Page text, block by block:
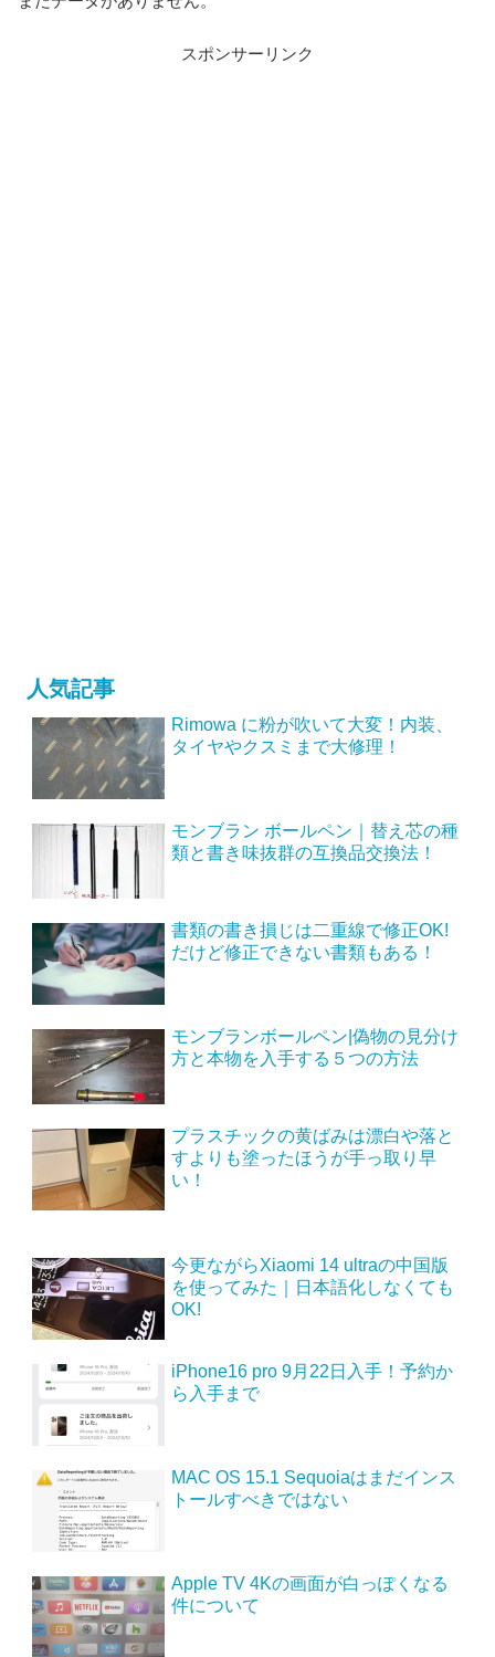
スポンサーリンク
人気記事
Rimowa に粉が吹いて大変！内装、
タイヤやクスミまで大修理！
モンブラン ボールペン｜替え芯の種
類と書き味抜群の互換品交換法！
書類の書き損じは二重線で修正OK!
だけど修正できない書類もある！
モンブランボールペン|偽物の見分け
方と本物を入手する５つの方法
プラスチックの黄ばみは漂白や落と
すよりも塗ったほうが手っ取り早
い！
今更ながらXiaomi 14 ultraの中国版
を使ってみた｜日本語化しなくても
OK!
iPhone16 pro 9月22日入手！予約か
ら入手まで
MAC OS 15.1 Sequoiaはまだインス
トールすべきではない
Apple TV 4Kの画面が白っぽくなる
件について